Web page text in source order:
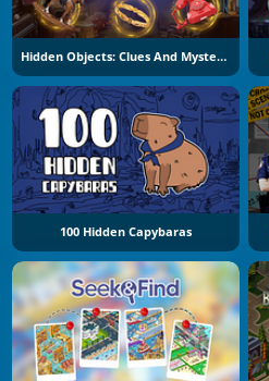
Hidden Objects: Clues And Mysteries
100 Hidden Capybaras